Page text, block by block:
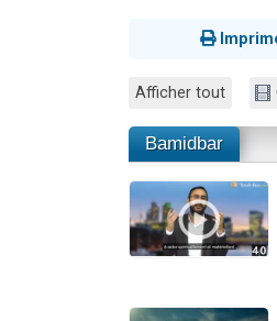
Afficher tout
Bamidbar